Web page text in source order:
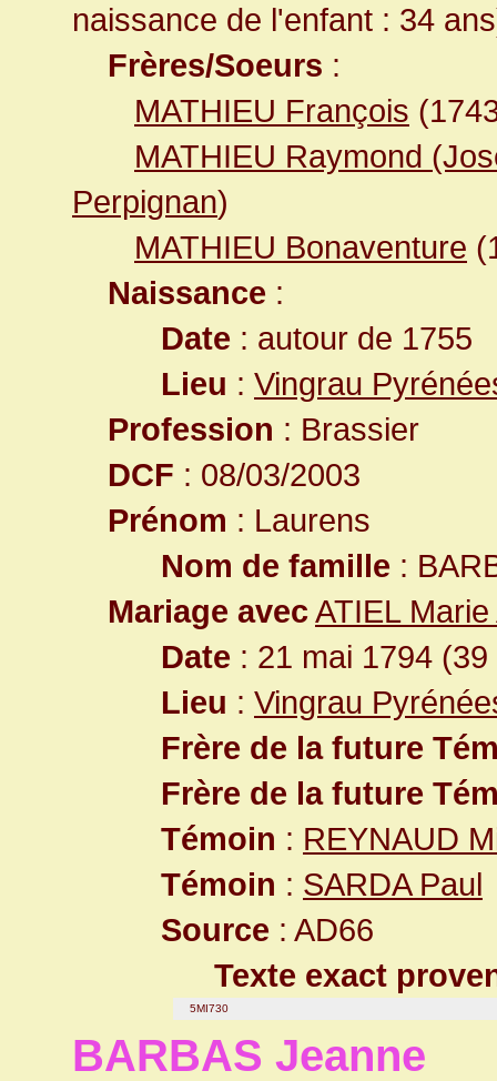
naissance de l'enfant : 34
Frères/Soeurs :
MATHIEU François
MATHIEU Raymond
Perpignan)
MATHIEU Bonaventure
Naissance :
Date : autour de 1755
Lieu : Vingrau
Profession : Brassier
DCF : 08/03/2003
Prénom : Laurens
Nom de famille :
Mariage avecATIEL Marie
Date : 21 mai 1794
Lieu : Vingrau
Frère de la future
Frère de la future
Témoin : REYNAUD
Témoin : SARDA Paul
Source : AD66
Texte exact
5MI730
BARBAS Jeanne